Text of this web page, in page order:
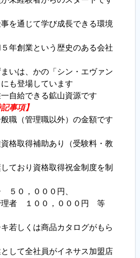
を通じて学び成長できる環境
年創業という歴史のある会社
いは、かの「シン・エヴァン
も登場しています
自給できる鉱山資源です
事項】
職（管理職以外）の金額です
格取得補助あり（受験料・教
ており資格取得祝金制度を制
０，０００円、
理者 １００，０００円 等
若しくは商品カタログがもら
して全社員がイネサス加盟店